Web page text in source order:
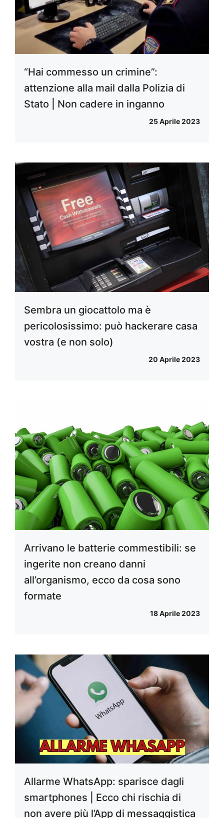
“Hai commesso un crimine”:
attenzione alla mail dalla Polizia di
Stato | Non cadere in inganno
25 Aprile 2023
Sembra un giocattolo ma è
pericolosissimo: può hackerare casa
vostra (e non solo)
20 Aprile 2023
Arrivano le batterie commestibili: se
ingerite non creano danni
all’organismo, ecco da cosa sono
formate
18 Aprile 2023
Allarme WhatsApp: sparisce dagli
smartphones | Ecco chi rischia di
non avere più l’App di messaggistica